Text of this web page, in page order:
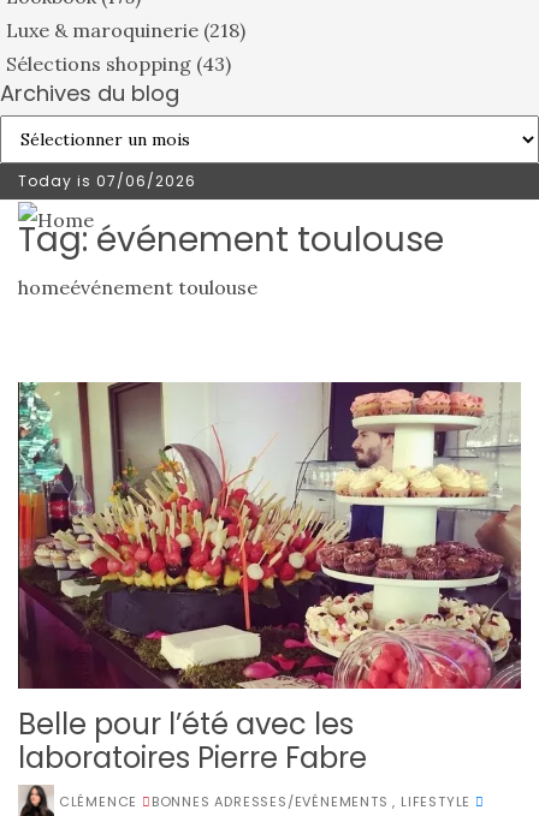
Luxe & maroquinerie (218)
Sélections shopping (43)
Archives du blog
Archives
du
blog
Today is 07/06/2026
Tag: événement toulouse
homeévénement toulouse
Belle pour l’été avec les
laboratoires Pierre Fabre
CLÉMENCE BONNES ADRESSES/EVÉNEMENTS , LIFESTYLE